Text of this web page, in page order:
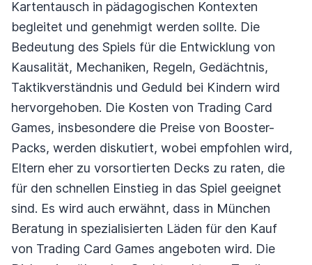
Kartentausch in pädagogischen Kontexten
begleitet und genehmigt werden sollte. Die
Bedeutung des Spiels für die Entwicklung von
Kausalität, Mechaniken, Regeln, Gedächtnis,
Taktikverständnis und Geduld bei Kindern wird
hervorgehoben. Die Kosten von Trading Card
Games, insbesondere die Preise von Booster-
Packs, werden diskutiert, wobei empfohlen wird,
Eltern eher zu vorsortierten Decks zu raten, die
für den schnellen Einstieg in das Spiel geeignet
sind. Es wird auch erwähnt, dass in München
Beratung in spezialisierten Läden für den Kauf
von Trading Card Games angeboten wird. Die